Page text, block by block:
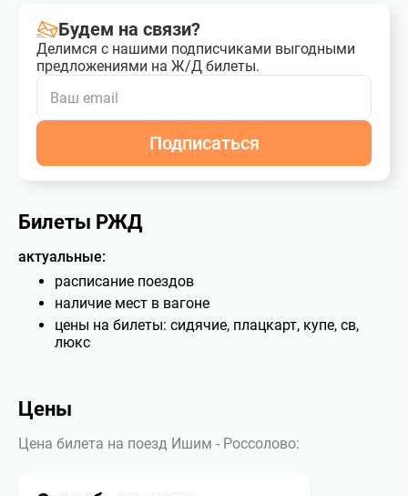
Будем на связи?
Делимся с нашими подписчиками выгодными
предложениями на Ж/Д билеты.
Подписаться
Билеты РЖД
актуальные:
расписание поездов
наличие мест в вагоне
цены на билеты: сидячие, плацкарт, купе, св,
люкс
Цены
Цена билета на поезд Ишим - Россолово: